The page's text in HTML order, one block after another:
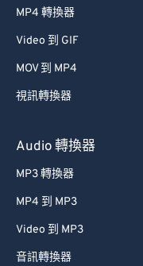
MP4 轉換器
Video 到 GIF
MOV 到 MP4
視訊轉換器
Audio 轉換器
MP3 轉換器
MP4 到 MP3
Video 到 MP3
音訊轉換器